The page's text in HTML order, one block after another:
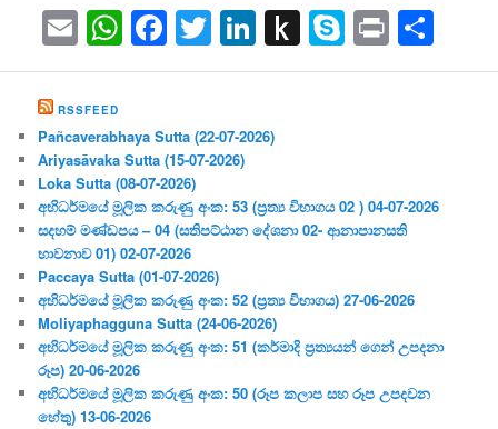
EmailWhatsApp
Facebook
Twitter
LinkedIn
Push
to
Skype
Print
RSSFEED
Pañcaverabhaya Sutta (22-07-2026)
Ariyasāvaka Sutta (15-07-2026)
Loka Sutta (08-07-2026)
අභිධර්මයේ මූලික කරුණු අංක: 53 (ප්‍ර‍ත්‍ය විභාගය 02 ) 04-07-2026
සදහම් මණ්ඩපය – 04 (සතිපට්ඨාන දේශනා 02- ආනාපානසති
භාවනාව 01) 02-07-2026
Paccaya Sutta (01-07-2026)
අභිධර්මයේ මූලික කරුණු අංක: 52 (ප්‍ර‍ත්‍ය විභාගය) 27-06-2026
Moliyaphagguna Sutta (24-06-2026)
අභිධර්මයේ මූලික කරුණු අංක: 51 (කර්මාදි ප්‍ර‍ත්‍යයන් ගෙන් උපදනා
රූප) 20-06-2026
අභිධර්මයේ මූලික කරුණු අංක: 50 (රූප කලාප සහ රූප උපදවන
හේතු) 13-06-2026